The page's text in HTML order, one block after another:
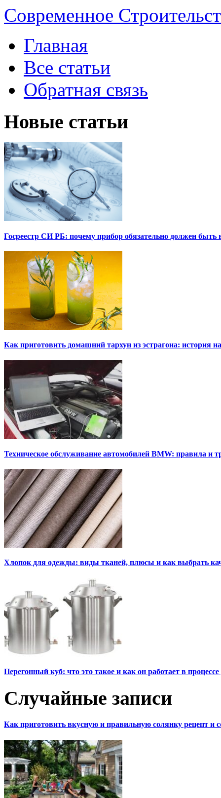
Современное
Главная
Все статьи
Обратная связь
Новые статьи
Госреестр СИ РБ: почему прибор обязательно должен быть
Как приготовить домашний тархун из эстрагона: история
Техническое обслуживание автомобилей BMW: правила и
Хлопок для одежды: виды тканей, плюсы и как выбрать
Перегонный куб: что это такое и как он работает в
Случайные записи
Как приготовить вкусную и правильную солянку рецепт и